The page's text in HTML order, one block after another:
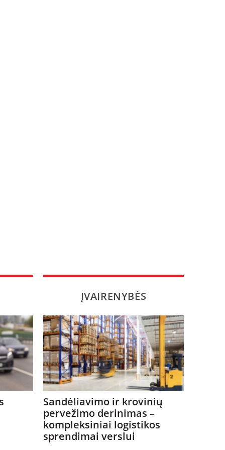
ĮVAIRENYBĖS
Sandėliavimo ir krovinių
pervežimo derinimas –
kompleksiniai logistikos
sprendimai verslui